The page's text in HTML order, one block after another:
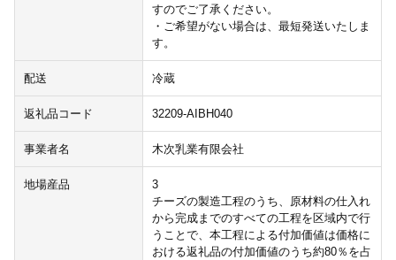
すのでご了承ください。
・ご希望がない場合は、最短発送いたしま
す。
配送 冷蔵
返礼品コード 32209-AIBH040
事業者名 木次乳業有限会社
地場産品
3
チーズの製造工程のうち、原材料の仕入れ
から完成までのすべての工程を区域内で行
うことで、本工程による付加価値は価格に
おける返礼品の付加価値のうち約80％を占